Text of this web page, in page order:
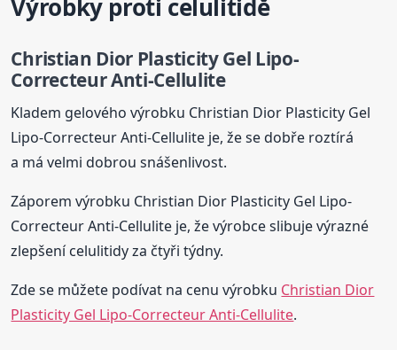
Výrobky proti celulitidě
Christian Dior Plasticity Gel Lipo-
Correcteur Anti-Cellulite
Kladem gelového výrobku Christian Dior Plasticity Gel
Lipo-Correcteur Anti-Cellulite je, že se dobře roztírá
a má velmi dobrou snášenlivost.
Záporem výrobku Christian Dior Plasticity Gel Lipo-
Correcteur Anti-Cellulite je, že výrobce slibuje výrazné
zlepšení celulitidy za čtyři týdny.
Zde se můžete podívat na cenu výrobku Christian Dior
Plasticity Gel Lipo-Correcteur Anti-Cellulite.